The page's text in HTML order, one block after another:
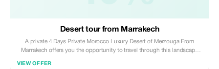
Desert tour from Marrakech
A private 4 Days Private Morocco Luxury Desert of Merzouga From
Marrakech offers you the opportunity to travel through this landscape
VIEW OFFER